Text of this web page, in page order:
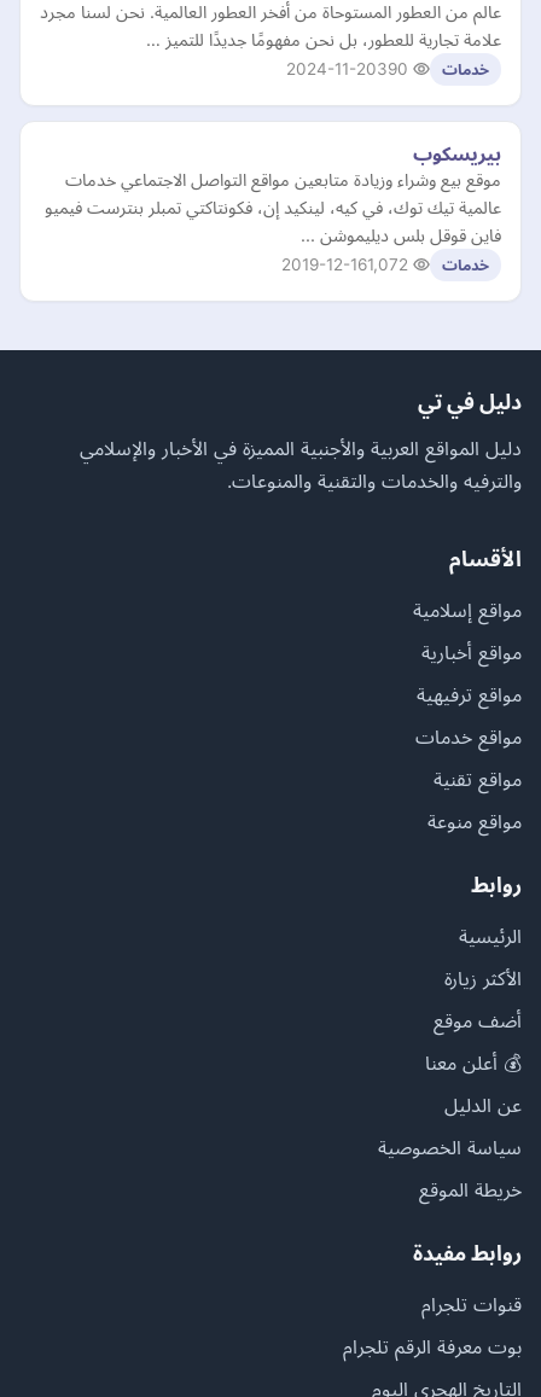
عالم من العطور المستوحاة من أفخر العطور العالمية. نحن لسنا مجرد
علامة تجارية للعطور، بل نحن مفهومًا جديدًا للتميز …
خدمات 2024-11-20
بيريسكوب
موقع بيع وشراء وزيادة متابعين مواقع التواصل الاجتماعي خدمات
عالمية تيك توك، في كيه، لينكيد إن، فكونتاكتي تمبلر بنترست فيميو
فاين قوقل بلس ديليموشن ...
خدمات 2019-12-16
دليل في تي
دليل المواقع العربية والأجنبية المميزة في الأخبار والإسلامي
والترفيه والخدمات والتقنية والمنوعات.
الأقسام
مواقع إسلامية
مواقع أخبارية
مواقع ترفيهية
مواقع خدمات
مواقع تقنية
مواقع منوعة
روابط
الرئيسية
الأكثر زيارة
أضف موقع
💰 أعلن معنا
عن الدليل
سياسة الخصوصية
خريطة الموقع
روابط مفيدة
قنوات تلجرام
بوت معرفة الرقم تلجرام
التاريخ الهجري اليوم